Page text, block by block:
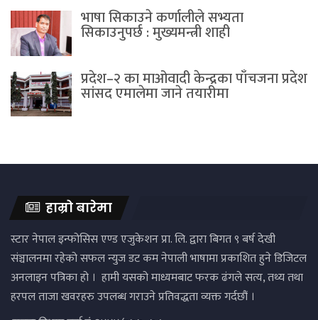
भाषा सिकाउने कर्णालीले सभ्यता
सिकाउनुपर्छ : मुख्यमन्त्री शाही
प्रदेश–२ का माओवादी केन्द्रका पाँचजना प्रदेश
सांसद एमालेमा जाने तयारीमा
हाम्रो बारेमा
स्टार नेपाल इन्फोसिस एण्ड एजुकेशन प्रा. लि. द्वारा बिगत ९ बर्ष देखी
संञ्चालनमा रहेको सफल न्युज डट कम नेपाली भाषामा प्रकाशित हुने डिजिटल
अनलाइन पत्रिका हो । हामी यसको माध्यमबाट फरक ढंगले सत्य, तथ्य तथा
हरपल ताजा खवरहरु उपलब्ध गराउने प्रतिवद्धता व्यक्त गर्दछौं ।